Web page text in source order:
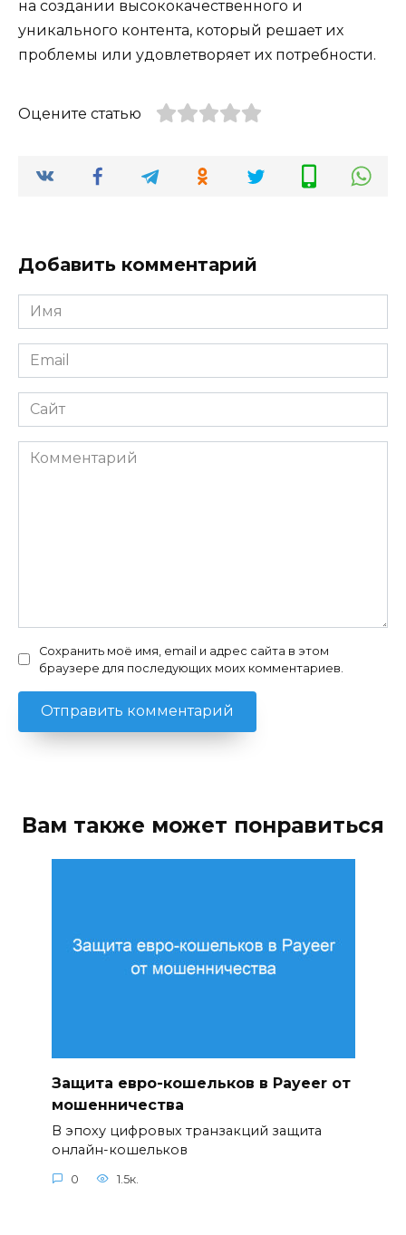
на создании высококачественного и
уникального контента, который решает их
проблемы или удовлетворяет их потребности.
Оцените статью
Добавить комментарий
Имя
*
Email
*
Сайт
Комментарий
Сохранить моё имя, email и адрес сайта в этом
браузере для последующих моих комментариев.
Вам также может понравиться
Защита евро-кошельков в Payeer от
мошенничества
В эпоху цифровых транзакций защита
онлайн-кошельков
0 1.5к.